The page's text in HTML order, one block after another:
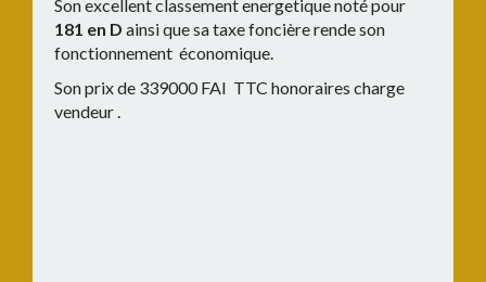
Son excellent classement energetique noté pour
181 en D ainsi que sa taxe foncière rende son
fonctionnement économique.
Son prix de 339000 FAI TTC honoraires charge
vendeur .